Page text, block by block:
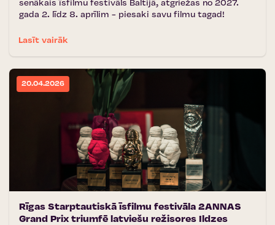
senākais īsfilmu festivāls Baltijā, atgriežas no 2027.
gada 2. līdz 8. aprīlim - piesaki savu filmu tagad!
Lasīt vairāk
20.04.2026
Rīgas Starptautiskā īsfilmu festivāla 2ANNAS
Grand Prix triumfē latviešu režisores Ildzes